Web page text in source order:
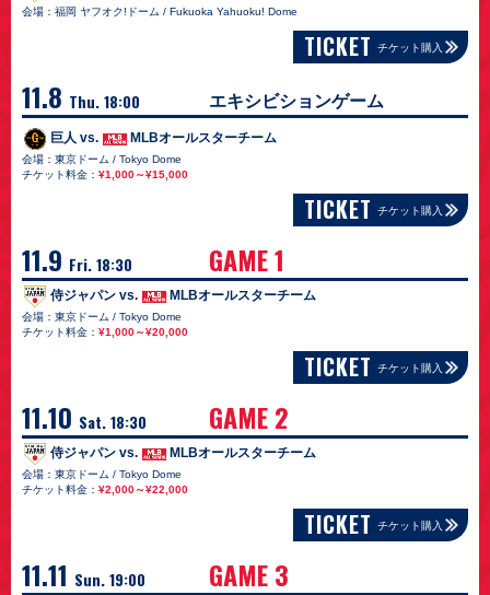
会場：福岡 ヤフオク!ドーム / Fukuoka Yahuoku! Dome
TICKET チケット購入
11.8 Thu. 18:00 エキシビションゲーム
巨人 vs. MLBオールスターチーム
会場：東京ドーム / Tokyo Dome
チケット料金： ¥1,000～¥15,000
TICKET チケット購入
11.9 Fri. 18:30 GAME 1
侍ジャパン vs. MLBオールスターチーム
会場：東京ドーム / Tokyo Dome
チケット料金： ¥1,000～¥20,000
TICKET チケット購入
11.10 Sat. 18:30 GAME 2
侍ジャパン vs. MLBオールスターチーム
会場：東京ドーム / Tokyo Dome
チケット料金： ¥2,000～¥22,000
TICKET チケット購入
11.11 Sun. 19:00 GAME 3